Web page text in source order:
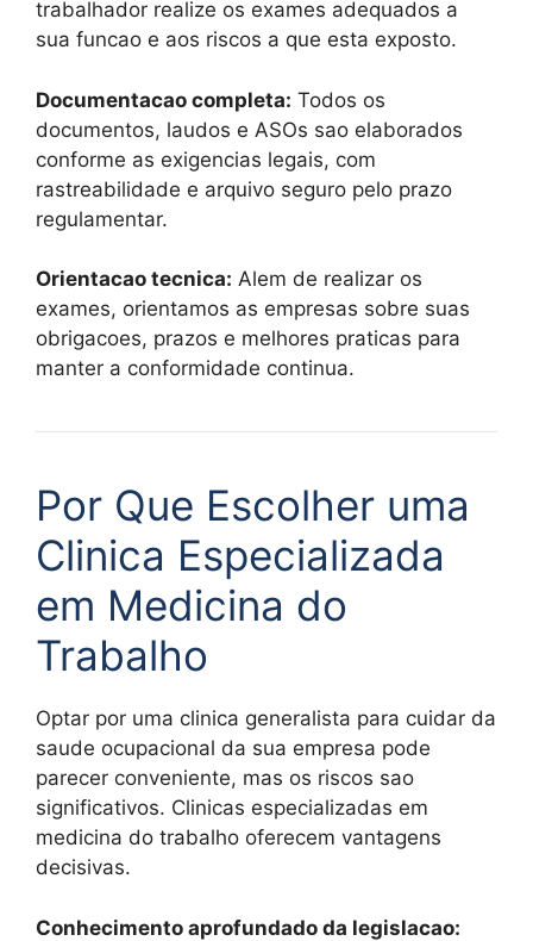
trabalhador realize os exames adequados a
sua funcao e aos riscos a que esta exposto.
Documentacao completa: Todos os
documentos, laudos e ASOs sao elaborados
conforme as exigencias legais, com
rastreabilidade e arquivo seguro pelo prazo
regulamentar.
Orientacao tecnica: Alem de realizar os
exames, orientamos as empresas sobre suas
obrigacoes, prazos e melhores praticas para
manter a conformidade continua.
Por Que Escolher uma
Clinica Especializada
em Medicina do
Trabalho
Optar por uma clinica generalista para cuidar da
saude ocupacional da sua empresa pode
parecer conveniente, mas os riscos sao
significativos. Clinicas especializadas em
medicina do trabalho oferecem vantagens
decisivas.
Conhecimento aprofundado da legislacao: